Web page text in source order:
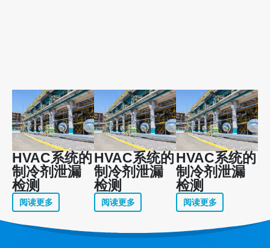
HVAC系统的
制冷剂泄漏
检测
阅读更多
HVAC系统的
制冷剂泄漏
检测
阅读更多
HVAC系统的
制冷剂泄漏
检测
阅读更多